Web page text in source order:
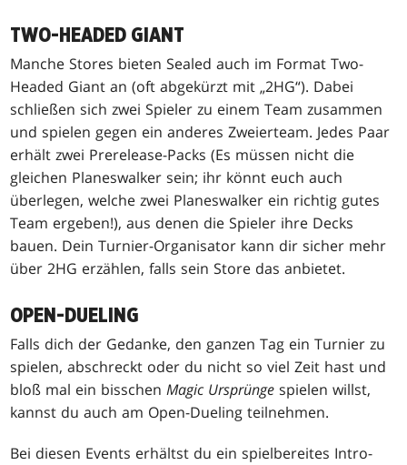
TWO-HEADED GIANT
Manche Stores bieten Sealed auch im Format Two-
Headed Giant an (oft abgekürzt mit „2HG“). Dabei
schließen sich zwei Spieler zu einem Team zusammen
und spielen gegen ein anderes Zweierteam. Jedes Paar
erhält zwei Prerelease-Packs (Es müssen nicht die
gleichen Planeswalker sein; ihr könnt euch auch
überlegen, welche zwei Planeswalker ein richtig gutes
Team ergeben!), aus denen die Spieler ihre Decks
bauen. Dein Turnier-Organisator kann dir sicher mehr
über 2HG erzählen, falls sein Store das anbietet.
OPEN-DUELING
Falls dich der Gedanke, den ganzen Tag ein Turnier zu
spielen, abschreckt oder du nicht so viel Zeit hast und
bloß mal ein bisschenMagic Ursprünge spielen willst,
kannst du auch am Open-Dueling teilnehmen.
Bei diesen Events erhältst du ein spielbereites Intro-